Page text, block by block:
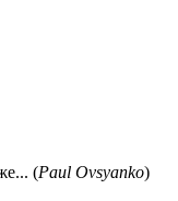
(Paul Ovsyanko)